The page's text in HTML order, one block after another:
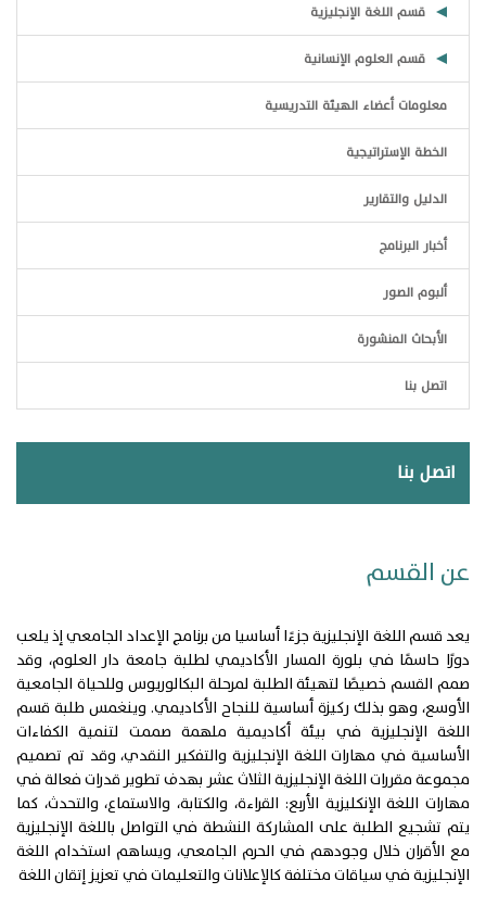
قسم اللغة الإنجليزية
قسم العلوم الإنسانية
معلومات أعضاء الهيئة التدريسية
الخطة الإستراتيجية
الدليل والتقارير
أخبار البرنامج
ألبوم الصور
الأبحاث المنشورة
اتصل بنا
اتصل بنا
عن القسم
يعد قسم اللغة الإنجليزية جزءًا أساسيا من برنامج الإعداد الجامعي إذ يلعب
دورًا حاسمًا في بلورة المسار الأكاديمي لطلبة جامعة دار العلوم، وقد
صمم القسم خصيصًا لتهيئة الطلبة لمرحلة البكالوريوس وللحياة الجامعية
الأوسع، وهو بذلك ركيزة أساسية للنجاح الأكاديمي. وينغمس طلبة قسم
اللغة الإنجليزية في بيئة أكاديمية ملهمة صممت لتنمية الكفاءات
الأساسية في مهارات اللغة الإنجليزية والتفكير النقدي، وقد تم تصميم
مجموعة مقررات اللغة الإنجليزية الثلاث عشر بهدف تطوير قدرات فعالة في
مهارات اللغة الإنكليزية الأربع: القراءة، والكتابة، والاستماع، والتحدث، كما
يتم تشجيع الطلبة على المشاركة النشطة في التواصل باللغة الإنجليزية
مع الأقران خلال وجودهم في الحرم الجامعي، ويساهم استخدام اللغة
الإنجليزية في سياقات مختلفة كالإعلانات والتعليمات في تعزيز إتقان اللغة